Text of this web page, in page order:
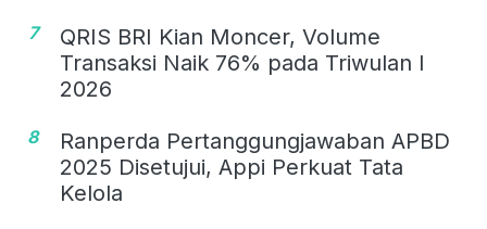
7
QRIS BRI Kian Moncer, Volume
Transaksi Naik 76% pada Triwulan I
2026
8
Ranperda Pertanggungjawaban APBD
2025 Disetujui, Appi Perkuat Tata
Kelola